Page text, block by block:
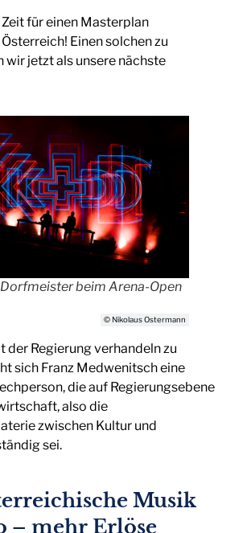
Zeit für einen Masterplan
Einen solchen zu
wir jetzt als unsere nächste
beim Arena-Open
© Nikolaus Ostermann
der Regierung verhandeln zu
sich Franz Medwenitsch eine
die auf Regierungsebene
also die
zwischen Kultur und
sei.
Musik
– mehr Erlöse